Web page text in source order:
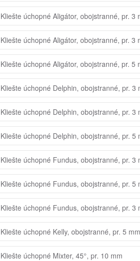
Kliešte úchopné Aligátor, obojstranné, pr. 3
Kliešte úchopné Aligátor, obojstranné, pr. 3
Kliešte úchopné Aligátor, obojstranné, pr. 5
Kliešte úchopné Delphin, obojstranné, pr. 3
Kliešte úchopné Delphin, obojstranné, pr. 3
Kliešte úchopné Delphin, obojstranné, pr. 5
Kliešte úchopné Fundus, obojstranné, pr. 3
Kliešte úchopné Fundus, obojstranné, pr. 5
Kliešte úchopné Fundus, obojstranné, pr. 3
Kliešte úchopné Kelly, obojstranné, pr. 5 mm
Kliešte úchopné Mixter, 45°, pr. 10 mm